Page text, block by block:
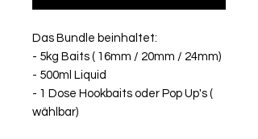
Das Bundle beinhaltet:
- 5kg Baits ( 16mm / 20mm / 24mm)
- 500ml Liquid
- 1 Dose Hookbaits oder Pop Up's (
wählbar)